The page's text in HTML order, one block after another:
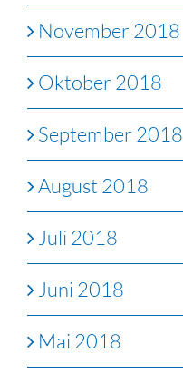
November 2018
Oktober 2018
September 2018
August 2018
Juli 2018
Juni 2018
Mai 2018